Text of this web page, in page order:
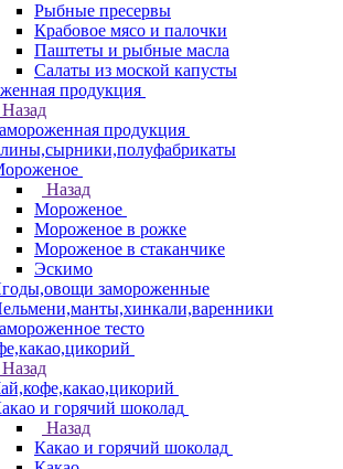
Рыбные пресервы
Крабовое мясо и палочки
Паштеты и рыбные масла
Салаты из моской капусты
продукция
Назад
продукция
Назад
Мороженое
Мороженое в рожке
Мороженое в стаканчике
Эскимо
замороженные
тесто
Назад
и горячий шоколад
Назад
Какао и горячий шоколад